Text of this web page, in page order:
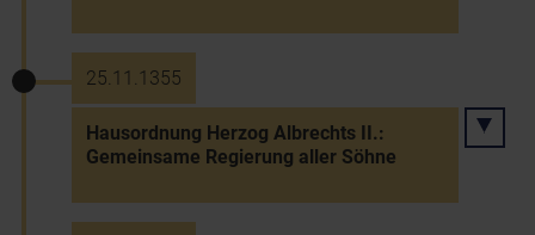
25.11.1355
Hausordnung Herzog Albrechts II.:
Gemeinsame Regierung aller Söhne